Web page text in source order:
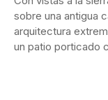
sobre una antigua
arquitectura
un patio porticado